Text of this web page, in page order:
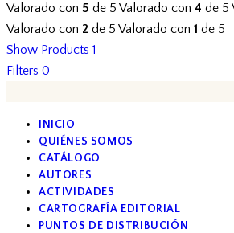
Valorado con 5 de 5 Valorado con 4 de 5
Valorado con 2 de 5 Valorado con 1 de 5
Show Products 1
Filters 0
INICIO
QUIÉNES SOMOS
CATÁLOGO
AUTORES
ACTIVIDADES
CARTOGRAFÍA EDITORIAL
PUNTOS DE DISTRIBUCIÓN